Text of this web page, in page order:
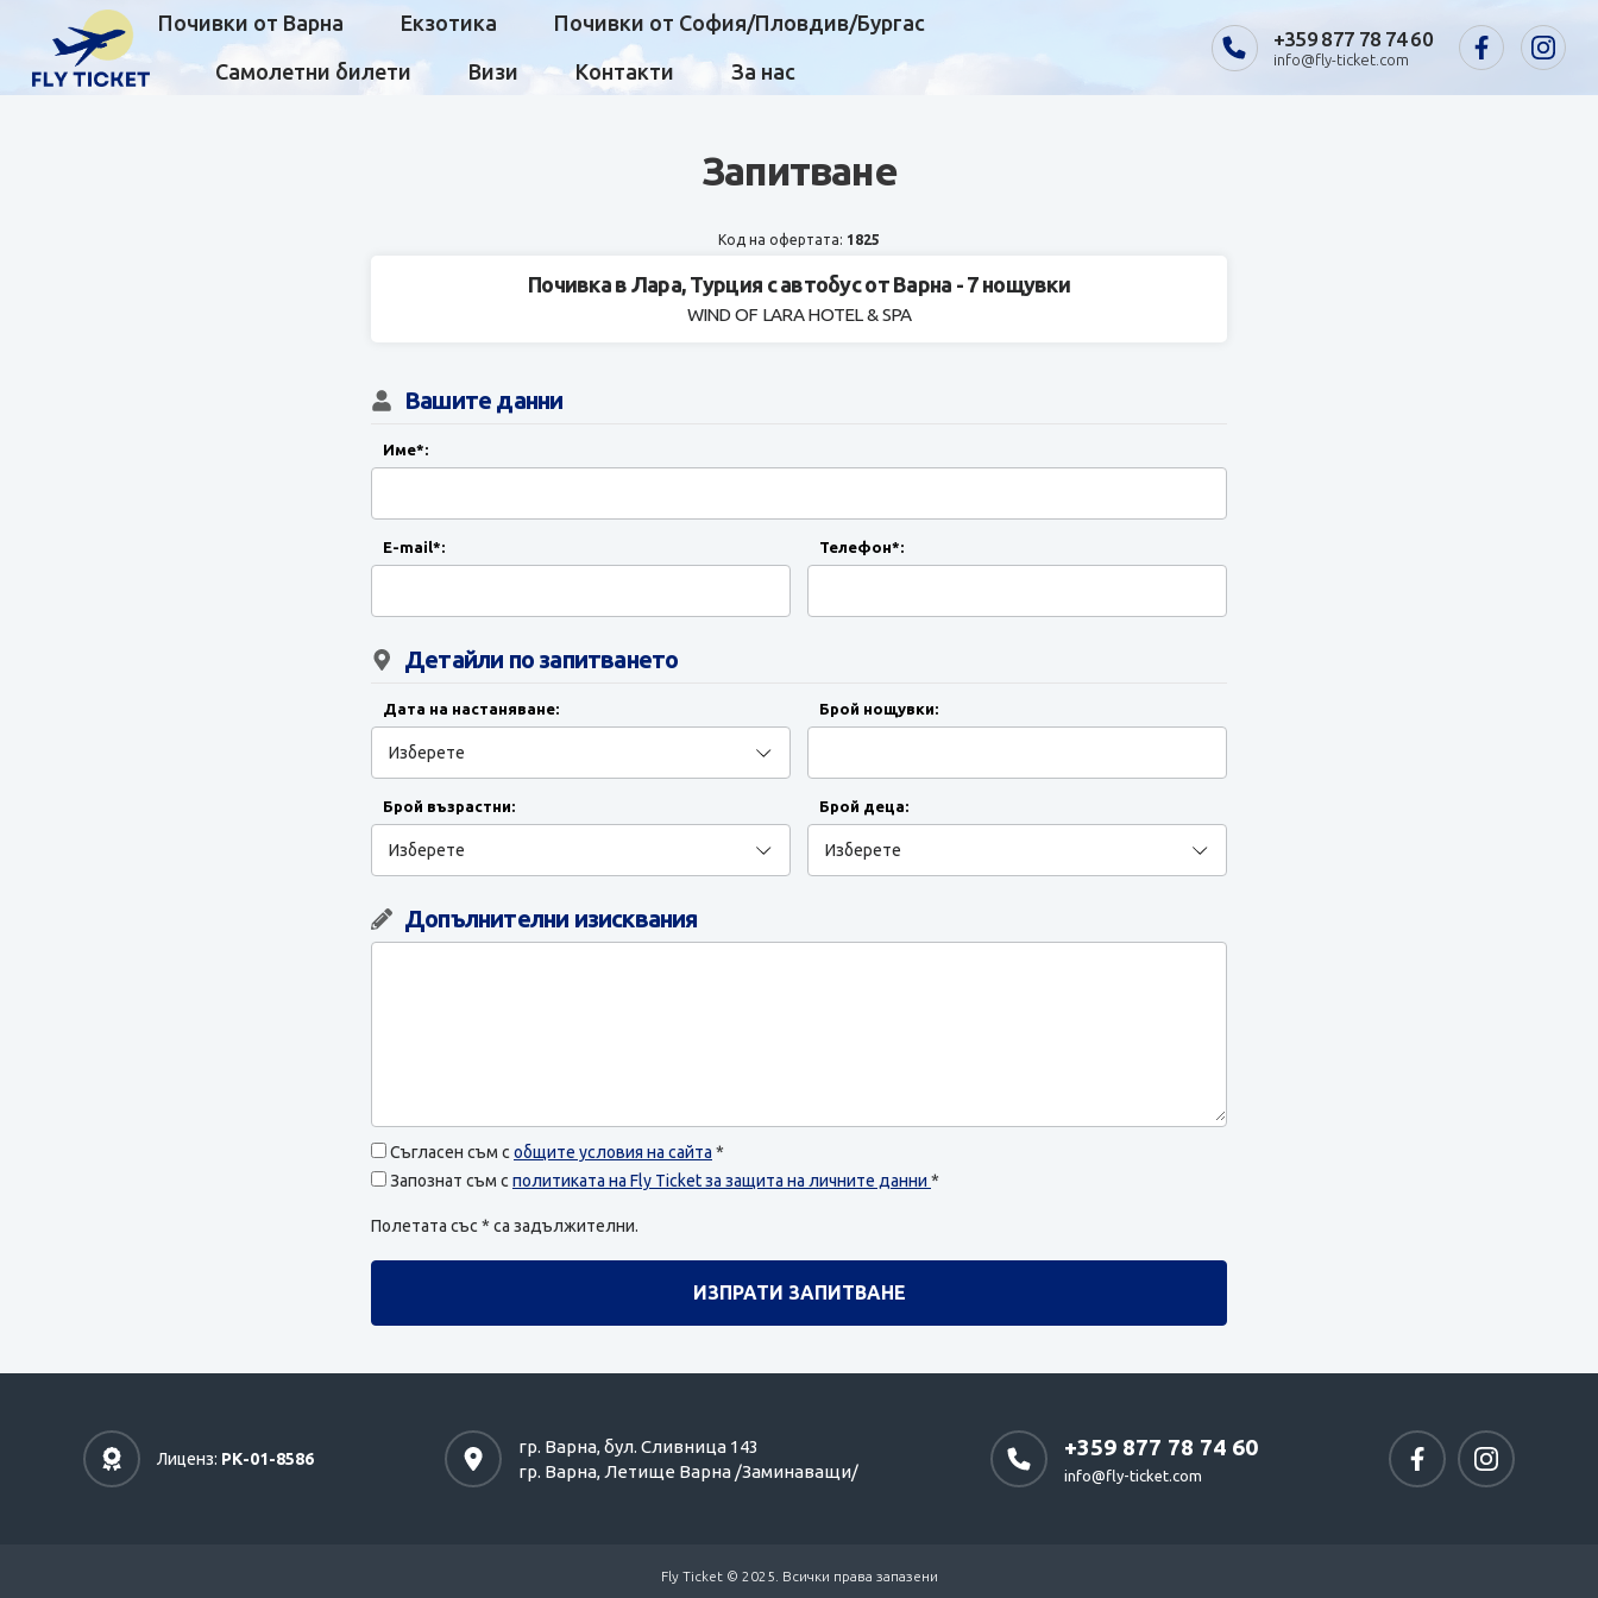
Почивки от Варна Екзотика Почивки от София/Пловдив/Бургас
Самолетни билети Визи Контакти За нас
+359 877 78 74 60
info@fly-ticket.com
Запитване
Код на офертата: 1825
Почивка в Лара, Турция с автобус от Варна - 7 нощувки
WIND OF LARA HOTEL & SPA
Вашите данни
Име*:
E-mail*: Телефон*:
Детайли по запитването
Дата на настаняване: Брой нощувки:
Брой възрастни: Брой деца:
Допълнителни изисквания
Съгласен съм с общите условия на сайта *
Запознат съм с политиката на Fly Ticket за защита на личните данни *
Полетата със * са задължителни.
Лиценз: РК-01-8586
гр. Варна,бул. Сливница 143
гр. Варна, Летище Варна /Заминаващи/
+359 877 78 74 60
info@fly-ticket.com
Fly Ticket © 2025. Всички права запазени